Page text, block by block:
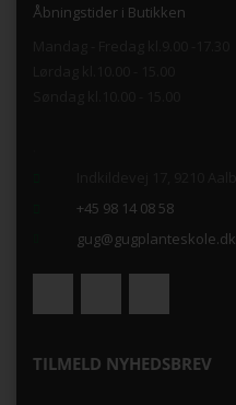
Åbningstider i Butikken
+45 98 14 08 58
gug@gugplanteskole.dk
TILMELD NYHEDSBREV